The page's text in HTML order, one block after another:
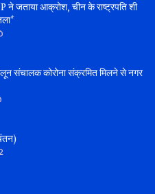
ने जताया आक्रोश, चीन के राष्ट्रपति शी
संचालक कोरोना संक्रमित मिलने से नगर